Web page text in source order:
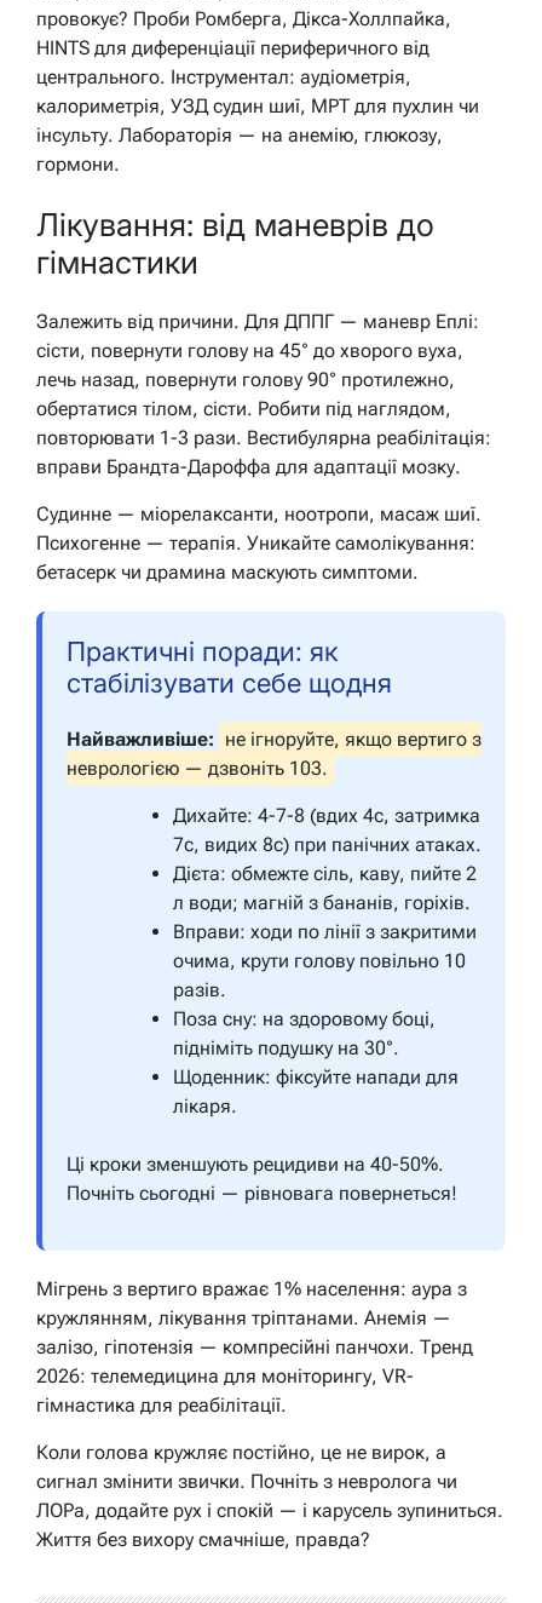
провокує? Проби Ромберга, Дікса-Холлпайка,
HINTS для диференціації периферичного від
центрального. Інструментал: аудіометрія,
калориметрія, УЗД судин шиї, МРТ для пухлин чи
інсульту. Лабораторія — на анемію, глюкозу,
гормони.
Лікування: від маневрів до
гімнастики
Залежить від причини. Для ДППГ — маневр Еплі:
сісти, повернути голову на 45° до хворого вуха,
лечь назад, повернути голову 90° протилежно,
обертатися тілом, сісти. Робити під наглядом,
повторювати 1-3 рази. Вестибулярна реабілітація:
вправи Брандта-Дароффа для адаптації мозку.
Судинне — міорелаксанти, ноотропи, масаж шиї.
Психогенне — терапія. Уникайте самолікування:
бетасерк чи драмина маскують симптоми.
Практичні поради: як
стабілізувати себе щодня
Найважливіше: не ігноруйте, якщо вертиго з
неврологією — дзвоніть 103.
Дихайте: 4-7-8 (вдих 4с, затримка
7с, видих 8с) при панічних атаках.
Дієта: обмежте сіль, каву, пийте 2
л води; магній з бананів, горіхів.
Вправи: ходи по лінії з закритими
очима, крути голову повільно 10
разів.
Поза сну: на здоровому боці,
підніміть подушку на 30°.
Щоденник: фіксуйте напади для
лікаря.
Ці кроки зменшують рецидиви на 40-50%.
Почніть сьогодні — рівновага повернеться!
Мігрень з вертиго вражає 1% населення: аура з
кружлянням, лікування тріптанами. Анемія —
залізо, гіпотензія — компресійні панчохи. Тренд
2026: телемедицина для моніторингу, VR-
гімнастика для реабілітації.
Коли голова кружляє постійно, це не вирок, а
сигнал змінити звички. Почніть з невролога чи
ЛОРа, додайте рух і спокій — і карусель зупиниться.
Життя без вихору смачніше, правда?